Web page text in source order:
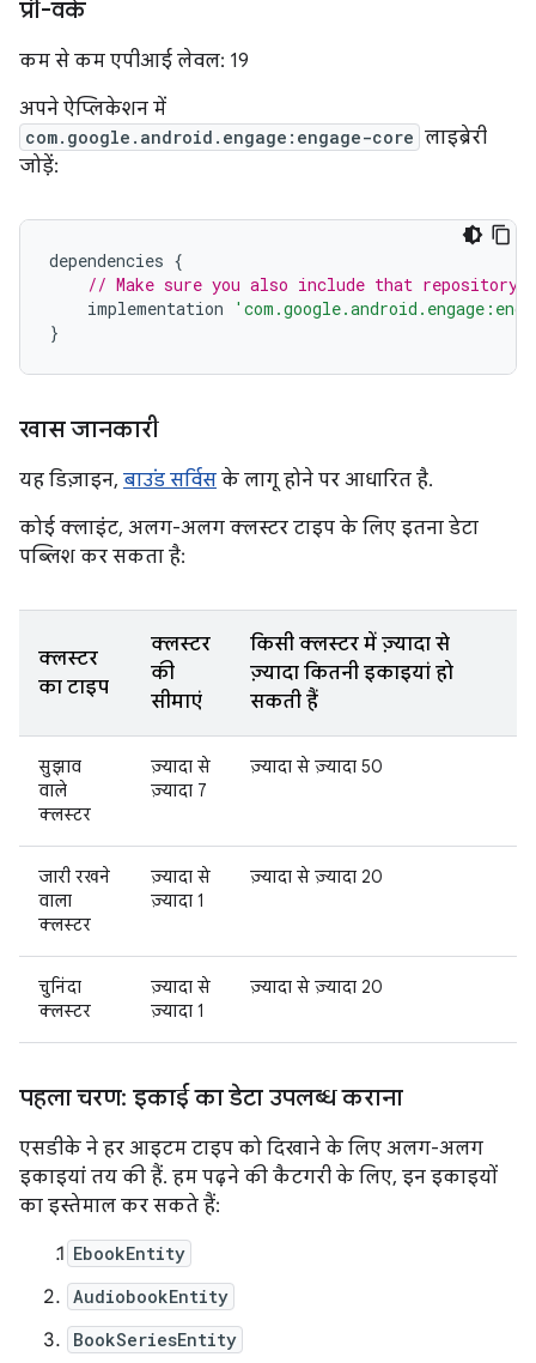
प्री-वर्क
कम से कम एपीआई लेवल: 19
अपने ऐप्लिकेशन में
com.google.android.engage:engage-core लाइब्रेरी
जोड़ें:
dependencies {
// Make sure you also include that
implementation
}
खास जानकारी
यह डिज़ाइन, बाउंड सर्विस के लागू होने पर आधारित है.
कोई क्लाइंट, अलग-अलग क्लस्टर टाइप के लिए इतना डेटा
पब्लिश कर सकता है:
क्लस्टर
का टाइप
क्लस्टर
की
सीमाएं
किसी क्लस्टर में ज़्यादा से
ज़्यादा कितनी इकाइयां हो
सकती हैं
सुझाव
वाले
क्लस्टर
ज़्यादा से
ज़्यादा 7
ज़्यादा से ज़्यादा 50
जारी रखने
वाला
क्लस्टर
ज़्यादा से
ज़्यादा 1
ज़्यादा से ज़्यादा 20
चुनिंदा
क्लस्टर
ज़्यादा से
ज़्यादा 1
ज़्यादा से ज़्यादा 20
पहला चरण: इकाई का डेटा उपलब्ध कराना
एसडीके ने हर आइटम टाइप को दिखाने के लिए अलग-अलग
इकाइयां तय की हैं. हम पढ़ने की कैटगरी के लिए, इन इकाइयों
का इस्तेमाल कर सकते हैं:
EbookEntity
AudiobookEntity
BookSeriesEntity